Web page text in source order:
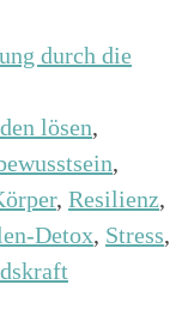
durch die
lösen,
,
, Resilienz,
Detox, Stress,